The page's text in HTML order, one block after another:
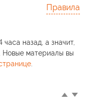
Правила
назад, а значит,
Новые материалы вы
.